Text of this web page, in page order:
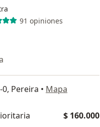
91 opiniones
Pereira • Mapa
$ 160.000